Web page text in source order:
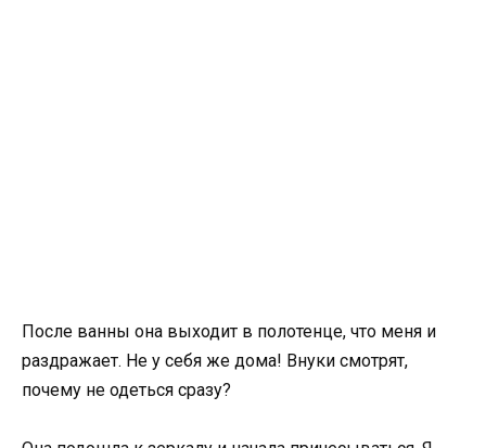
После ванны она выходит в полотенце, что меня и
раздражает. Не у себя же дома! Внуки смотрят,
почему не одеться сразу?